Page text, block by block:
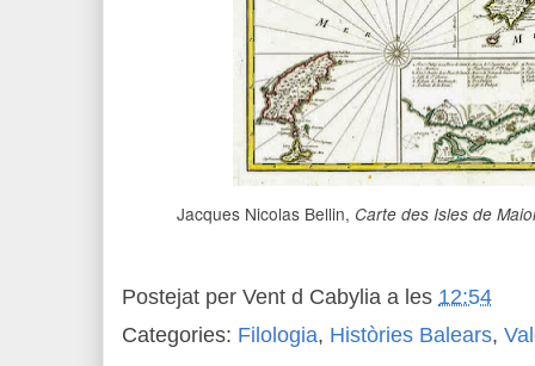
Jacques Nicolas Bellin, Carte des Isles de
Postejat per Vent d Cabylia a les 12:54
Categories: Filologia, Històries Balears,